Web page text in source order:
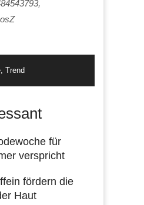
Trend
für
verspricht
fördern die
Haut